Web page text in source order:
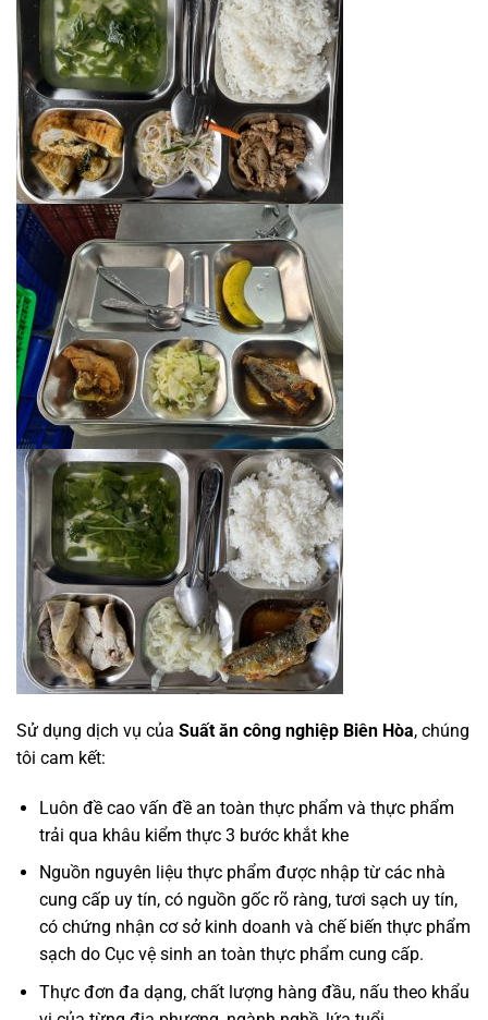
Sử dụng dịch vụ của Suất ăn công nghiệp Biên Hòa, chúng
tôi cam kết:
Luôn đề cao vấn đề an toàn thực phẩm và thực phẩm
trải qua khâu kiểm thực 3 bước khắt khe
Nguồn nguyên liệu thực phẩm được nhập từ các nhà
cung cấp uy tín, có nguồn gốc rõ ràng, tươi sạch uy tín,
có chứng nhận cơ sở kinh doanh và chế biến thực phẩm
sạch do Cục vệ sinh an toàn thực phẩm cung cấp.
Thực đơn đa dạng, chất lượng hàng đầu, nấu theo khẩu